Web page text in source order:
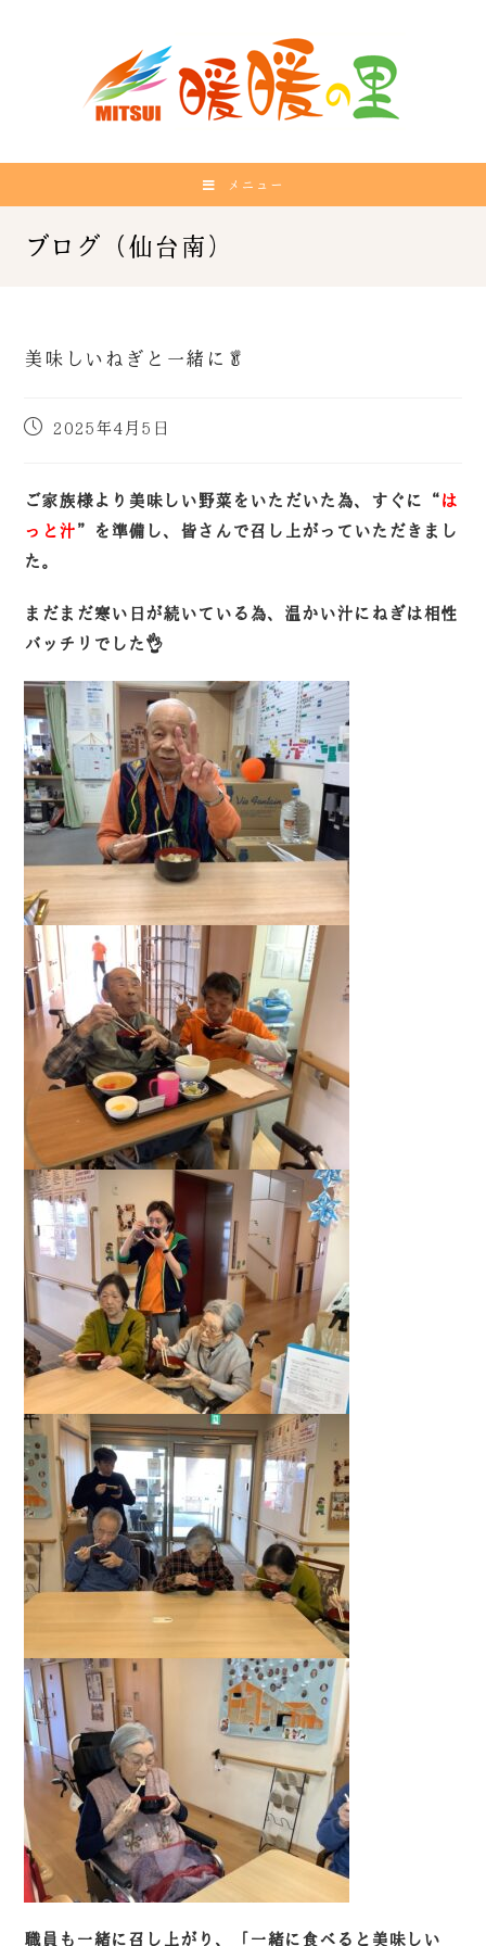
メニュー
美味しいねぎと一緒に🥬
2025年4月5日
ご家族様より美味しい野菜をいただいた為、すぐに“は
っと汁”を準備し、皆さんで召し上がっていただきまし
た。
まだまだ寒い日が続いている為、温かい汁にねぎは相性
バッチリでした👌
職員も一緒に召し上がり、「一緒に食べると美味しい